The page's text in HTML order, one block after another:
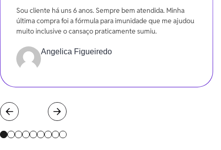
Sou cliente há uns 6 anos. Sempre bem atendida. Minha
última compra foi a fórmula para imunidade que me ajudou
muito inclusive o cansaço praticamente sumiu.
Angelica Figueiredo